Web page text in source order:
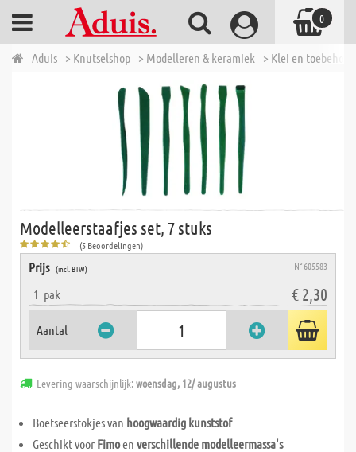
Aduis > Knutselshop > Modelleren & keramiek > Klei en
Modelleerstaafjes set, 7 stuks
(5 Beoordelingen)
Prijs (incl. BTW) N° 605583
1 pak € 2,30
Aantal
Levering waarschijnlijk:woensdag, 12/ augustus
Boetseerstokjes van hoogwaardig kunststof
Geschikt voor Fimoen verschillende modelleermassa's
0